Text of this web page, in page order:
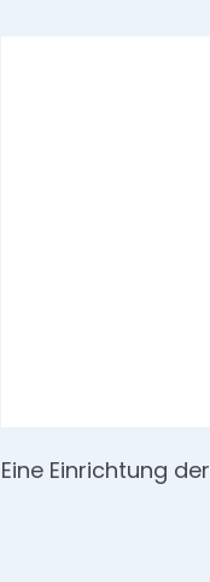
Eine Einrichtung der